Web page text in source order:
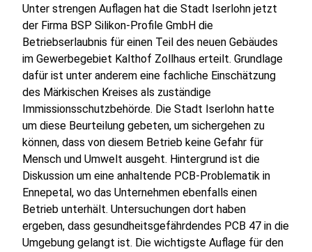
Unter strengen Auflagen hat die Stadt Iserlohn jetzt
der Firma BSP Silikon-Profile GmbH die
Betriebserlaubnis für einen Teil des neuen Gebäudes
im Gewerbegebiet Kalthof Zollhaus erteilt. Grundlage
dafür ist unter anderem eine fachliche Einschätzung
des Märkischen Kreises als zuständige
Immissionsschutzbehörde. Die Stadt Iserlohn hatte
um diese Beurteilung gebeten, um sichergehen zu
können, dass von diesem Betrieb keine Gefahr für
Mensch und Umwelt ausgeht. Hintergrund ist die
Diskussion um eine anhaltende PCB-Problematik in
Ennepetal, wo das Unternehmen ebenfalls einen
Betrieb unterhält. Untersuchungen dort haben
ergeben, dass gesundheitsgefährdendes PCB 47 in die
Umgebung gelangt ist. Die wichtigste Auflage für den